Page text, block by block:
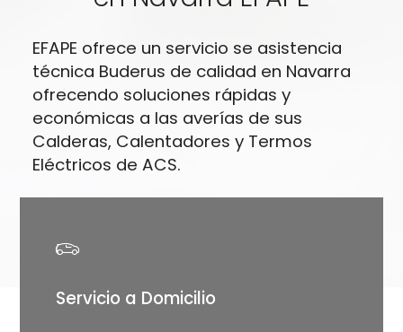
EFAPE ofrece un servicio se asistencia
técnica Buderus de calidad en Navarra
ofrecendo soluciones rápidas y
económicas a las averías de sus
Calderas, Calentadores y Termos
Eléctricos de ACS.
Servicio a Domicilio